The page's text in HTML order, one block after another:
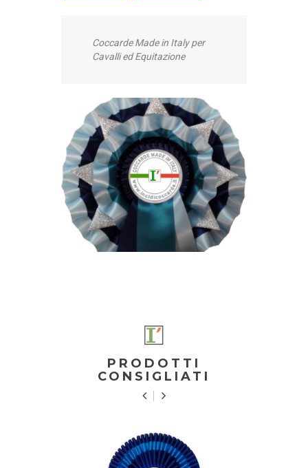
Coccarde Made in Italy per
Cavalli ed Equitazione
PRODOTTI
CONSIGLIATI